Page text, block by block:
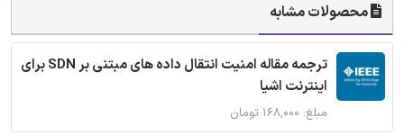
محصولات مشابه
ترجمه مقاله امنیت انتقال داده های مبتنی بر SDN برای
اینترنت اشیا
مبلغ: ۱۶۸,۰۰۰ تومان